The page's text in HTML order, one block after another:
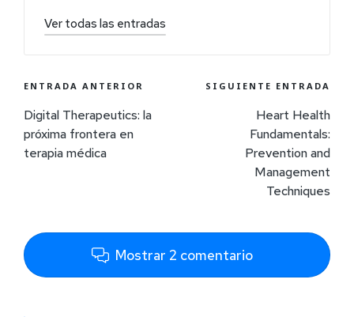
Ver todas las entradas
ENTRADA ANTERIOR
Digital Therapeutics: la
próxima frontera en
terapia médica
SIGUIENTE ENTRADA
Heart Health
Fundamentals:
Prevention and
Management
Techniques
Mostrar 2 comentario